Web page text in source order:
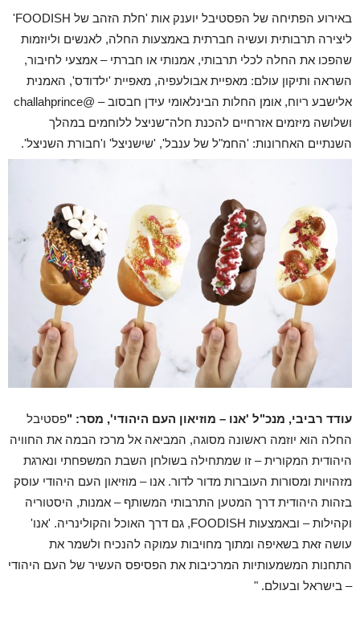
באירוע הפתיחה של הפסטיבל יוענק אות 'חלת הזהב של FOODISH'
ליצירה תרבותית ועשיה חברתית באמצעות החלה, לאנשים וליוזמות
שהפכו את החלה לכלי תרבותי, אמנותי או חברתי – אמצעי לחיבור,
השראה ותיקון עולם: מאפיית אבולעפיה, מאפיית 'ילדודס', האמנית
אלישבע ריוח, אומן החלות הבינלאומי עידן חבסוב – @challahprince
ושלושה מיזמים אזרחיים להכנת חלה־שניצל ללוחמים במהלך
השנתיים האחרונות: 'החמ"ל של ענבל', 'שישניצל' ו'חבורת השניצל'.
עודד רביבי, מנכ"ל 'אנו – מוזיאון העם היהודי', מסר: "פסטיבל
החלה הוא יוזמה ראשונה מסוגה, המביאה אל מרכז הבמה את החוויה
היהודית המקורית – זו שמתחילה בשולחן השבת המשפחתי ונארגת
מזהויות ומסורות העוברות מדור לדור. אנו – מוזיאון העם היהודי עוסק
בזהות היהודית דרך המטען התרבותי המשותף – אמנות, היסטוריה
וקהילות – ובאמצעות FOODISH, גם דרך האוכל והקולינריה. 'אנו'
עושה זאת בשאיפה ומתוך מחויבות עמוקה להנכיח ולשמר את
התחנות המשמעותיות המרכיבות את הפסיפס העשיר של העם היהודי
– בישראל ובעולם. "